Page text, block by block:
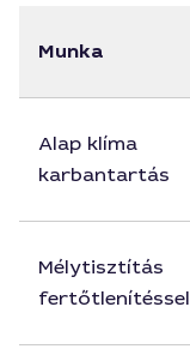
Munka
Alap klíma
karbantartás
Mélytisztítás
fertőtlenítéssel